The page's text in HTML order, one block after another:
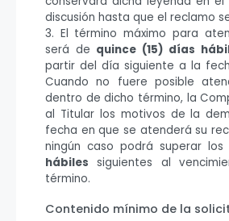
discusión hasta que el reclamo
3. El término máximo para
será de quince (15) días
partir del día siguiente a la
Cuando no fuere posible
dentro de dicho término, la
al Titular los motivos de la
fecha en que se atenderá su
ningún caso podrá superar los
hábiles siguientes al
término.
Contenido mínimo de la